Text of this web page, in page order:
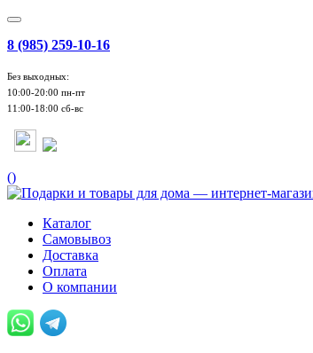
8 (985) 259-10-16
Без выходных:
10:00-20:00 пн-пт
11:00-18:00 сб-вс
()
Каталог
Самовывоз
Доставка
Оплата
О компании